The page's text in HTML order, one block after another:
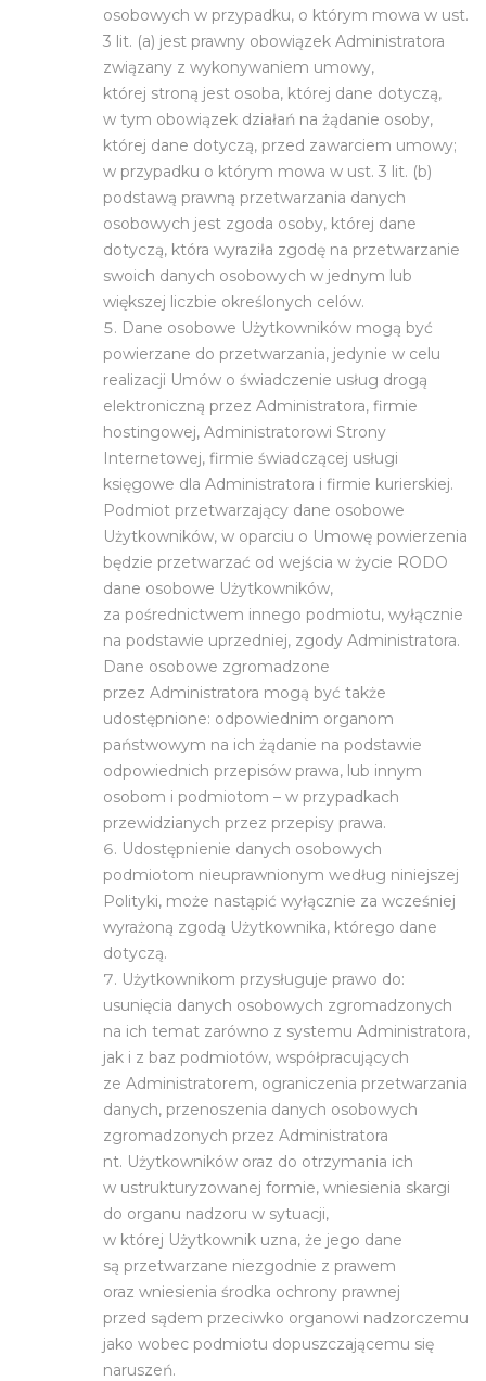
osobowych w przypadku, o którym mowa w ust.
3 lit. (a) jest prawny obowiązek Administratora
związany z wykonywaniem umowy,
której stroną jest osoba, której dane dotyczą,
w tym obowiązek działań na żądanie osoby,
której dane dotyczą, przed zawarciem umowy;
w przypadku o którym mowa w ust. 3 lit. (b)
podstawą prawną przetwarzania danych
osobowych jest zgoda osoby, której dane
dotyczą, która wyraziła zgodę na przetwarzanie
swoich danych osobowych w jednym lub
większej liczbie określonych celów.
Dane osobowe Użytkowników mogą być
powierzane do przetwarzania, jedynie w celu
realizacji Umów o świadczenie usług drogą
elektroniczną przez Administratora, firmie
hostingowej, Administratorowi Strony
Internetowej, firmie świadczącej usługi
księgowe dla Administratora i firmie kurierskiej.
Podmiot przetwarzający dane osobowe
Użytkowników, w oparciu o Umowę powierzenia
będzie przetwarzać od wejścia w życie RODO
dane osobowe Użytkowników,
za pośrednictwem innego podmiotu, wyłącznie
na podstawie uprzedniej, zgody Administratora.
Dane osobowe zgromadzone
przez Administratora mogą być także
udostępnione: odpowiednim organom
państwowym na ich żądanie na podstawie
odpowiednich przepisów prawa, lub innym
osobom i podmiotom – w przypadkach
przewidzianych przez przepisy prawa.
Udostępnienie danych osobowych
podmiotom nieuprawnionym według niniejszej
Polityki, może nastąpić wyłącznie za wcześniej
wyrażoną zgodą Użytkownika, którego dane
dotyczą.
Użytkownikom przysługuje prawo do:
usunięcia danych osobowych zgromadzonych
na ich temat zarówno z systemu Administratora,
jak i z baz podmiotów, współpracujących
ze Administratorem, ograniczenia przetwarzania
danych, przenoszenia danych osobowych
zgromadzonych przez Administratora
nt. Użytkowników oraz do otrzymania ich
w ustrukturyzowanej formie, wniesienia skargi
do organu nadzoru w sytuacji,
w której Użytkownik uzna, że jego dane
są przetwarzane niezgodnie z prawem
oraz wniesienia środka ochrony prawnej
przed sądem przeciwko organowi nadzorczemu
jako wobec podmiotu dopuszczającemu się
naruszeń.